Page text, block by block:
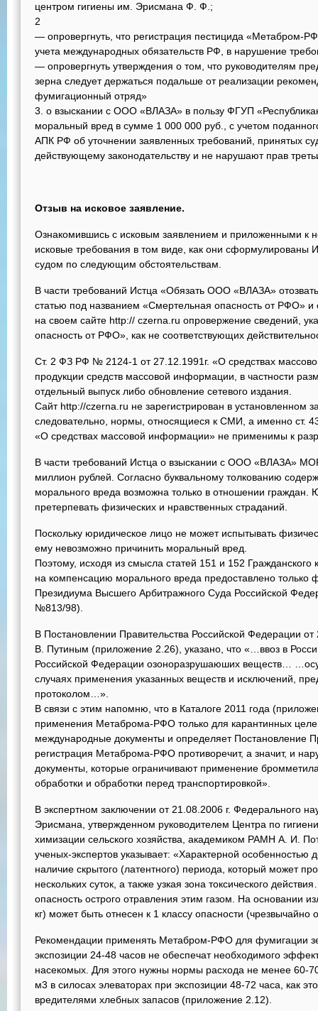
центром гигиены им. Эрисмана Ф. Ф.;
2
— опровергнуть, что регистрация пестицида «Метабром-
учета международных обязательств РФ, в нарушение
— опровергнуть утверждения о том, что руководителям
зерна следует держаться подальше от реализации
фумигационный отряд»
3. о взыскании с ООО «ВЛАЗА» в пользу ФГУП
моральный вред в сумме 1 000 000 руб., с учетом
АПК РФ об уточнении заявленных требований, принятых
действующему законодательству и не нарушают прав
Отзыв на исковое заявление.
Ознакомившись с исковым заявлением и приложенными к
исковые требования в том виде, как они сформулированы
судом по следующим обстоятельствам.
В части требований Истца «Обязать ООО «ВЛАЗА»
статью под названием «Смертельная опасность от РФО»
на своем сайте http:// czerna.ru опровержение сведений,
опасность от РФО», как не соответствующих
Ст. 2 ФЗ РФ № 2124-1 от 27.12.1991г. «О средствах
продукции средств массовой информации, в частности
отдельный выпуск либо обновление сетевого издания.
Сайт http://czerna.ru не зарегистрирован в установленном
следовательно, нормы, относящиеся к СМИ, а именно ст.
«О средствах массовой информации» не применимы к
В части требований Истца о взыскании с ООО «ВЛАЗА»
миллион рублей. Согласно буквальному толкованию
морального вреда возможна только в отношении граждан.
претерпевать физических и нравственных страданий.
Поскольку юридическое лицо не может испытывать
ему невозможно причинить моральный вред.
Поэтому, исходя из смысла статей 151 и 152
на компенсацию морального вреда предоставлено только
Президиума Высшего Арбитражного Суда Российской
№813/98).
В Постановлении Правительства Российской Федерации
В. Путиным (приложение 2.26), указано, что «…ввоз в
Российской Федерации озоноразрушаюших веществ…
случаях применения указанных веществ и исключений,
протоколом…».
В связи с этим напомню, что в Каталоге 2011 года
применения Метаброма-РФО только для карантинных
международные документы и определяет Постановление
регистрация Метаброма-РФО противоречит, а значит, и
документы, которые ограничивают применение
обработки и обработки перед транспортировкой».
В экспертном заключении от 21.08.2006 г. Федерального
Эрисмана, утвержденном руководителем Центра по
химизации сельского хозяйства, академиком РАМН А. И.
ученых-экспертов указывает: «Характерной особенностью
наличие скрытого (латентного) периода, который может
нескольких суток, а также узкая зона токсического
опасность острого отравления этим газом. На основании
кг) может быть отнесен к 1 классу опасности
Рекомендации применять Метабром-РФО для фумигации
экспозиции 24-48 часов не обеспечат необходимого
насекомых. Для этого нужны нормы расхода не менее 60-
м3 в силосах элеваторах при экспозиции 48-72 часа, как
вредителями хлебных запасов (приложение 2.12).